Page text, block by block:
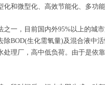
和微型化、高效节能化、多功
一，目前国内外95%以上的城
BOD(生化需氧量)及混合液中
理厂，高中低负荷。由于是依